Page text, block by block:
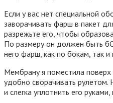
Если у вас нет специальной
заворачивать фарш в пакет
разрежьте его, чтобы
По размеру он должен быть
него фарш, как по бокам, так и
Мембрану я поместила
удобно сворачивать
и слегка уплотнить его